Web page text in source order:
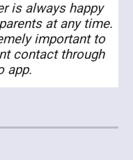
is always happy
at any time.
important to
contact through
app.